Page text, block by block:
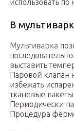
использовать
В
Мультиварка
выставить
Паровой клапан
избежать
тканевые
Периодически
Процедура